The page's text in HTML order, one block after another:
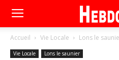
Accueil Vie Locale Lons le
Vie Locale Lons le saunier